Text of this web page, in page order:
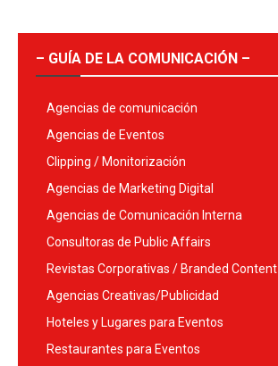
– GUÍA DE LA COMUNICACIÓN –
Agencias de comunicación
Agencias de Eventos
Clipping / Monitorización
Agencias de Marketing Digital
Agencias de Comunicación Interna
Consultoras de Public Affairs
Revistas Corporativas / Branded Content
Agencias Creativas/Publicidad
Hoteles y Lugares para Eventos
Restaurantes para Eventos